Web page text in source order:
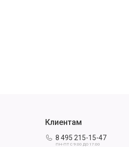
Клиентам
8 495 215-15-47
ПН-ПТ С 9:00 ДО 17:00